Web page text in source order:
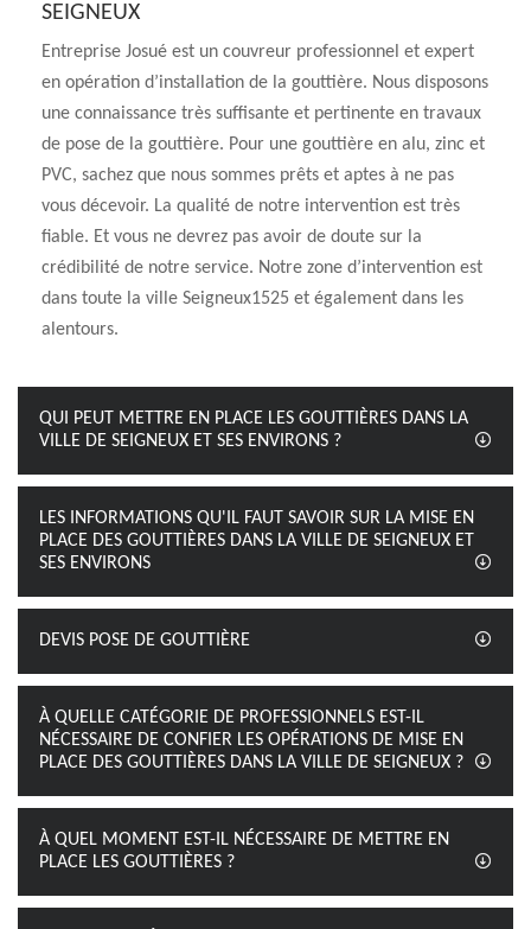
SEIGNEUX
Entreprise Josué est un couvreur professionnel et expert
en opération d’installation de la gouttière. Nous disposons
une connaissance très suffisante et pertinente en travaux
de pose de la gouttière. Pour une gouttière en alu, zinc et
PVC, sachez que nous sommes prêts et aptes à ne pas
vous décevoir. La qualité de notre intervention est très
fiable. Et vous ne devrez pas avoir de doute sur la
crédibilité de notre service. Notre zone d’intervention est
dans toute la ville Seigneux1525 et également dans les
alentours.
QUI PEUT METTRE EN PLACE LES GOUTTIÈRES DANS LA
VILLE DE SEIGNEUX ET SES ENVIRONS ?
LES INFORMATIONS QU'IL FAUT SAVOIR SUR LA MISE EN
PLACE DES GOUTTIÈRES DANS LA VILLE DE SEIGNEUX ET
SES ENVIRONS
DEVIS POSE DE GOUTTIÈRE
À QUELLE CATÉGORIE DE PROFESSIONNELS EST-IL
NÉCESSAIRE DE CONFIER LES OPÉRATIONS DE MISE EN
PLACE DES GOUTTIÈRES DANS LA VILLE DE SEIGNEUX ?
À QUEL MOMENT EST-IL NÉCESSAIRE DE METTRE EN
PLACE LES GOUTTIÈRES ?